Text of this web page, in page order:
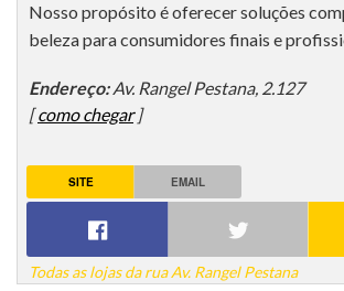
Nosso propósito é oferecer soluções
beleza para consumidores finais e
Endereço:Av. Rangel Pestana, 2.127
[como chegar]
SITE EMAIL
Todas as lojas da rua Av. Rangel Pestana